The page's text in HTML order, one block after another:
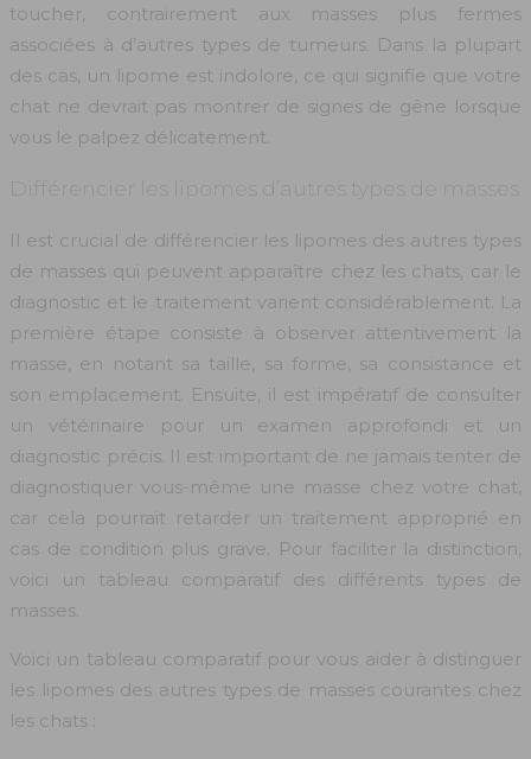
toucher, contrairement aux masses plus fermes
associées à d’autres types de tumeurs. Dans la plupart
des cas, un lipome est indolore, ce qui signifie que votre
chat ne devrait pas montrer de signes de gêne lorsque
vous le palpez délicatement.
Différencier les lipomes d’autres types de masses
Il est crucial de différencier les lipomes des autres types
de masses qui peuvent apparaître chez les chats, car le
diagnostic et le traitement varient considérablement. La
première étape consiste à observer attentivement la
masse, en notant sa taille, sa forme, sa consistance et
son emplacement. Ensuite, il est impératif de consulter
un vétérinaire pour un examen approfondi et un
diagnostic précis. Il est important de ne jamais tenter de
diagnostiquer vous-même une masse chez votre chat,
car cela pourrait retarder un traitement approprié en
cas de condition plus grave. Pour faciliter la distinction,
voici un tableau comparatif des différents types de
masses.
Voici un tableau comparatif pour vous aider à distinguer
les lipomes des autres types de masses courantes chez
les chats :